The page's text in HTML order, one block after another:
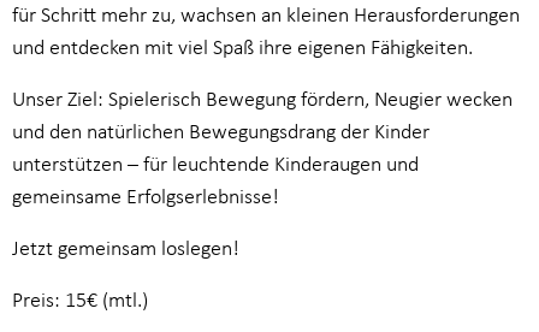
für Schritt mehr zu, wachsen an kleinen Herausforderungen
und entdecken mit viel Spaß ihre eigenen Fähigkeiten.
Unser Ziel: Spielerisch Bewegung fördern, Neugier wecken
und den natürlichen Bewegungsdrang der Kinder
unterstützen – für leuchtende Kinderaugen und
gemeinsame Erfolgserlebnisse!
Jetzt gemeinsam loslegen!
Preis: 15€ (mtl.)